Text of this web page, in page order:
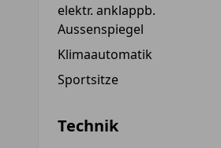
elektr. anklappb.
Aussenspiegel
Klimaautomatik
Sportsitze
Technik